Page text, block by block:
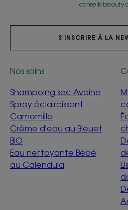
conseils beauty
S'INSCRIRE À LA
Nos soins
Shampoing sec Avoine
Spray éclaircissant
Camomille
Crème d'eau au Bleuet
BIO
Eau nettoyante Bébé
au Calendula